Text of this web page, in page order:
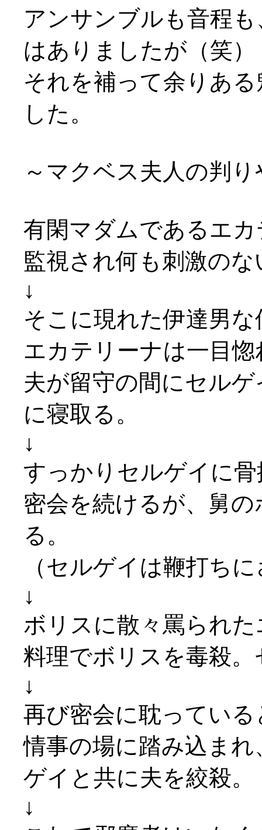
アンサンブルも音程
はありましたが（笑）
それを補って余りあ
した。
～マクベス夫人の判
有閑マダムであるエ
監視され何も刺激の
↓
そこに現れた伊達男
エカテリーナは一目惚
夫が留守の間にセル
に寝取る。
↓
すっかりセルゲイに
密会を続けるが、舅
る。
（セルゲイは鞭打ち
↓
ボリスに散々罵られ
料理でボリスを毒殺
↓
再び密会に耽ってい
情事の場に踏み込ま
ゲイと共に夫を絞殺。
↓